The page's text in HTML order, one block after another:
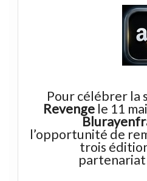
Pour célébrer la
Revenge le 11
l’opportunité de
trois
partenariat